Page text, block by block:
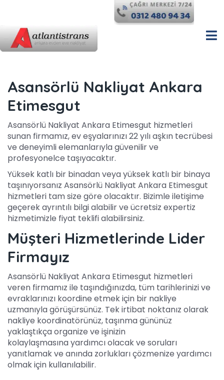
Asansörlü Nakliyat Ankara
Etimesgut
Asansörlü Nakliyat Ankara Etimesgut hizmetleri
sunan firmamız, ev eşyalarınızı 22 yılı aşkın tecrübesi
ve deneyimli elemanlarıyla güvenilir ve
profesyonelce taşıyacaktır.
Yüksek katlı bir binadan veya yüksek katlı bir binaya
taşınıyorsanız Asansörlü Nakliyat Ankara Etimesgut
hizmetleri tam size göre olacaktır. Bizimle iletişime
geçerek ayrıntılı bilgi alabilir ve ücretsiz expertiz
hizmetimizle fiyat teklifi alabilirsiniz.
Müşteri Hizmetlerinde Lider
Firmayız
Asansörlü Nakliyat Ankara Etimesgut hizmetleri
veren firmamız ile taşındığınızda, tüm tarihlerinizi ve
evraklarınızı koordine etmek için bir nakliye
uzmanıyla görüşürsünüz. Tek irtibat noktanız olarak
nakliye koordinatörünüz, taşınma gününüz
yaklaştıkça organize ve işinizin
kolaylaşmasına yardımcı olacak ve soruları
yanıtlamak ve anında zorlukları çözmenize yardımcı
olmak için kullanılabilir.